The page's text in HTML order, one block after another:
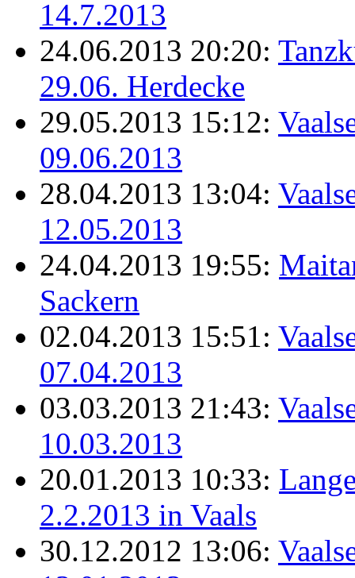
14.7.2013
24.06.2013 20:20:
29.06. Herdecke
29.05.2013 15:12:
09.06.2013
28.04.2013 13:04:
12.05.2013
24.04.2013 19:55:
Sackern
02.04.2013 15:51:
07.04.2013
03.03.2013 21:43:
10.03.2013
20.01.2013 10:33:
2.2.2013 in Vaals
30.12.2012 13:06: